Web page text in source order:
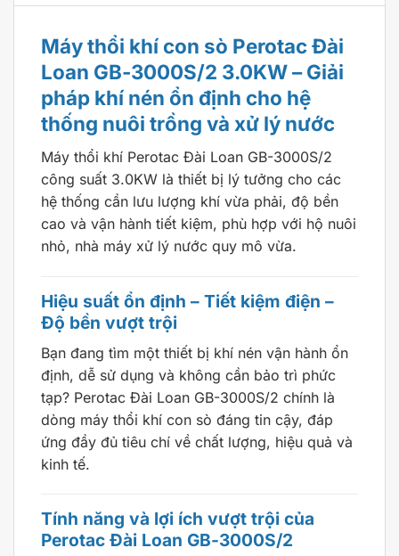
Máy thổi khí con sò Perotac Đài
Loan GB-3000S/2 3.0KW – Giải
pháp khí nén ổn định cho hệ
thống nuôi trồng và xử lý nước
Máy thổi khí Perotac Đài Loan GB-3000S/2
công suất 3.0KW là thiết bị lý tưởng cho các
hệ thống cần lưu lượng khí vừa phải, độ bền
cao và vận hành tiết kiệm, phù hợp với hộ nuôi
nhỏ, nhà máy xử lý nước quy mô vừa.
Hiệu suất ổn định – Tiết kiệm điện –
Độ bền vượt trội
Bạn đang tìm một thiết bị khí nén vận hành ổn
định, dễ sử dụng và không cần bảo trì phức
tạp? Perotac Đài Loan GB-3000S/2 chính là
dòng máy thổi khí con sò đáng tin cậy, đáp
ứng đầy đủ tiêu chí về chất lượng, hiệu quả và
kinh tế.
Tính năng và lợi ích vượt trội của
Perotac Đài Loan GB-3000S/2